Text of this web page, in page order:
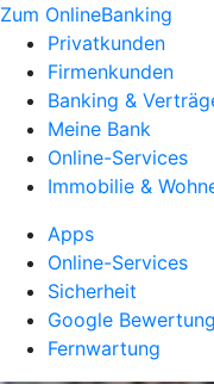
Zum OnlineBanking
Privatkunden
Firmenkunden
Banking &
Meine Bank
Online-Services
Immobilie &
Apps
Online-Services
Sicherheit
Google Bewertung
Fernwartung